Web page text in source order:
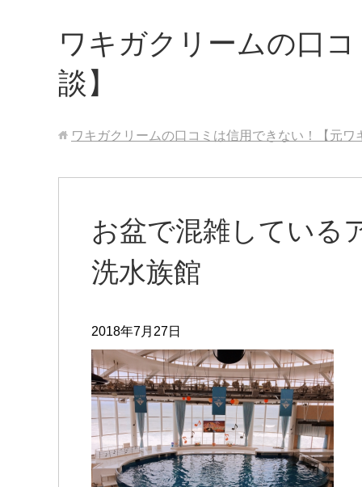
ワキガクリームの口
談】
ワキガクリームの口コミは信用できない！【元ワ
お盆で混雑している
洗水族館
2018年7月27日